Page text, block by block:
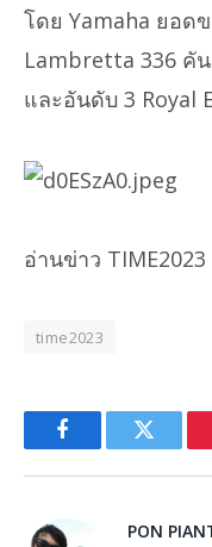
โดย Yamaha ยอด
Lambretta 336 คัน
และอันดับ 3 Royal
อ่านข่าว TIME2023
time2023
FacebookTwitter
PON